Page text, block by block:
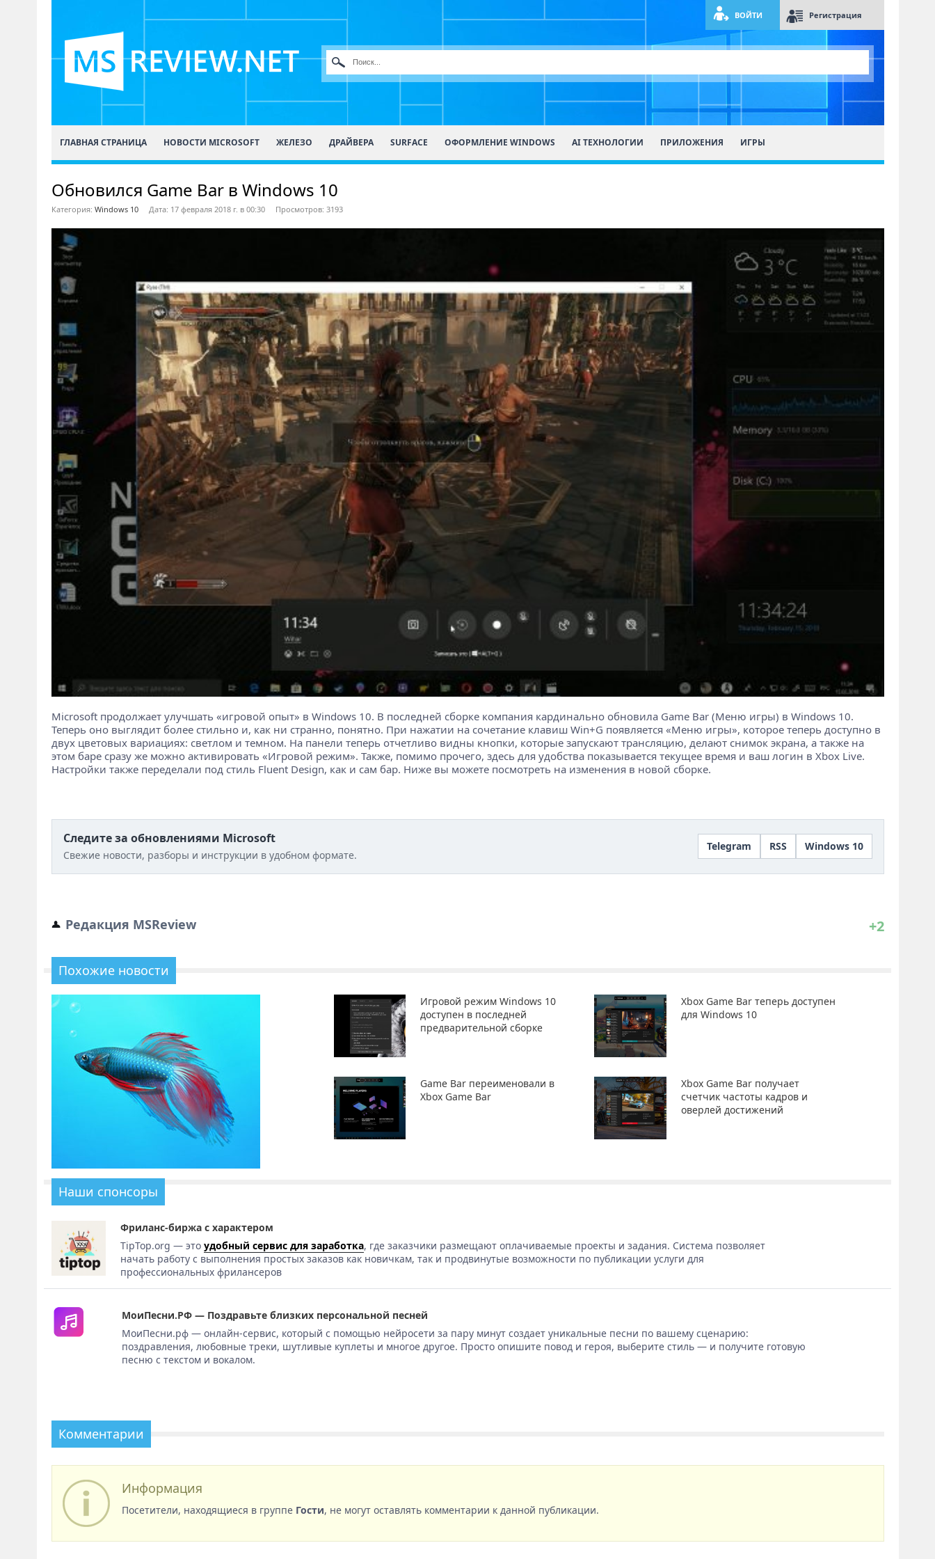
ВОЙТИ Регистрация
ГЛАВНАЯ СТРАНИЦА НОВОСТИ MICROSOFT ЖЕЛЕЗО ДРАЙВЕРА SURFACE ОФОРМЛЕНИЕ WINDOWS AI ТЕХНОЛОГИИ ПРИЛОЖЕНИЯ ИГРЫ
Обновился Game Bar в Windows 10
Категория: Windows 10 Дата: 17 февраля 2018 г. в 00:30 Просмотров: 3193
Microsoft продолжает улучшать «игровой опыт» в Windows 10. В последней сборке компания кардинально обновила Game Bar (Меню игры) в Windows 10.
Теперь оно выглядит более стильно и, как ни странно, понятно. При нажатии на сочетание клавиш Win+G появляется «Меню игры», которое теперь доступно в
двух цветовых вариациях: светлом и темном. На панели теперь отчетливо видны кнопки, которые запускают трансляцию, делают снимок экрана, а также на
этом баре сразу же можно активировать «Игровой режим». Также, помимо прочего, здесь для удобства показывается текущее время и ваш логин в Xbox Live.
Настройки также переделали под стиль Fluent Design, как и сам бар. Ниже вы можете посмотреть на изменения в новой сборке.
Следите за обновлениями Microsoft
Свежие новости, разборы и инструкции в удобном формате.
Telegram RSS Windows 10
Редакция MSReview +2
Похожие новости
Игровой режим Windows 10
доступен в последней
предварительной сборке
Xbox Game Bar теперь доступен
для Windows 10
Game Bar переименовали в
Xbox Game Bar
Xbox Game Bar получает
счетчик частоты кадров и
оверлей достижений
Наши спонсоры
Фриланс-биржа с характером
TipTop.org — этоудобный сервис для заработка, где заказчики размещают оплачиваемые проекты и задания. Система позволяет
начать работу с выполнения простых заказов как новичкам, так и продвинутые возможности по публикации услуги для
профессиональных фрилансеров
МоиПесни.РФ — Поздравьте близких персональной песней
МоиПесни.рф — онлайн-сервис, который с помощью нейросети за пару минут создает уникальные песни по вашему сценарию:
поздравления, любовные треки, шутливые куплеты и многое другое. Просто опишите повод и героя, выберите стиль — и получите готовую
песню с текстом и вокалом.
Комментарии
Информация
Посетители, находящиеся в группе Гости, не могут оставлять комментарии к данной публикации.